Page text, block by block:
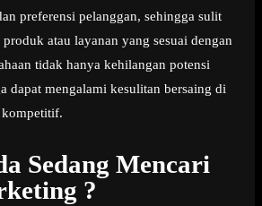
preferensi pelanggan, sehingga sulit
atau layanan yang sesuai dengan
tidak hanya kehilangan potensi
dapat mengalami kesulitan bersaing di
Sedang Mencari
?